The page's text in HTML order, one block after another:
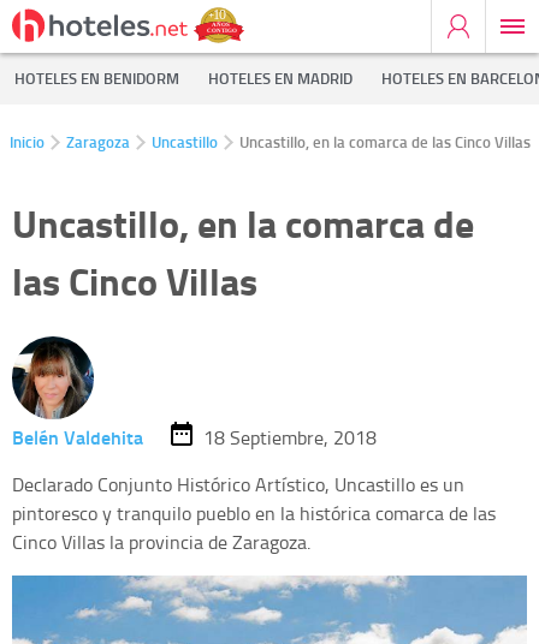
HOTELES EN BENIDORM HOTELES EN MADRID HOTELES EN
Inicio Zaragoza Uncastillo Uncastillo, en la comarca de las Cinco Villas
Uncastillo, en la comarca de
las Cinco Villas
Belén Valdehita
18 Septiembre, 2018
Declarado Conjunto Histórico Artístico, Uncastillo es un
pintoresco y tranquilo pueblo en la histórica comarca de las
Cinco Villas la provincia de Zaragoza.